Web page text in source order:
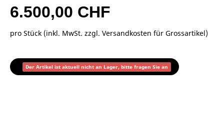
6.500,00 CHF
pro Stück (inkl. MwSt. zzgl. Versandkosten für Grossartikel)
Der Artikel ist aktuell nicht an Lager, bitte fragen Sie an